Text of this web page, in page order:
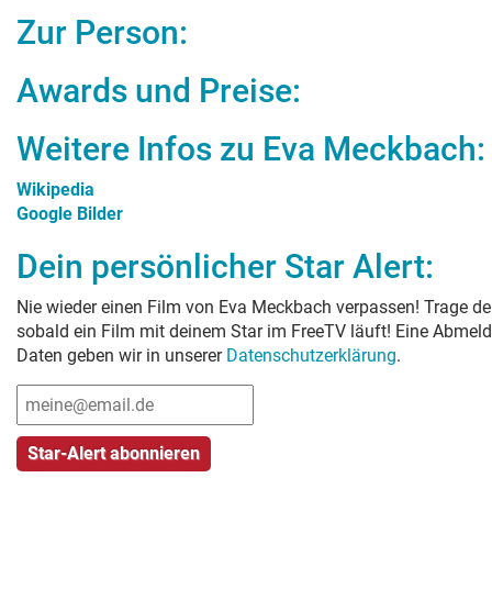
Zur Person:
Awards und Preise:
Weitere Infos zu Eva Meckbach:
Wikipedia
Google Bilder
Dein persönlicher Star Alert:
Nie wieder einen Film von Eva Meckbach verpassen! Trage
sobald ein Film mit deinem Star im FreeTV läuft! Eine
Daten geben wir in unserer Datenschutzerklärung.